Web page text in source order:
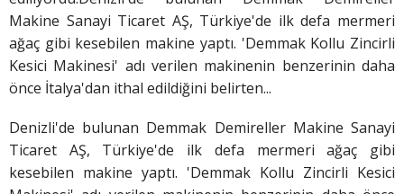
Makine Sanayi Ticaret AŞ, Türkiye'de ilk defa mermeri
ağaç gibi kesebilen makine yaptı. 'Demmak Kollu Zincirli
Kesici Makinesi' adı verilen makinenin benzerinin daha
önce İtalya'dan ithal edildiğini belirten...
Denizli'de bulunan Demmak Demireller Makine Sanayi
Ticaret AŞ, Türkiye'de ilk defa mermeri ağaç gibi
kesebilen makine yaptı. 'Demmak Kollu Zincirli Kesici